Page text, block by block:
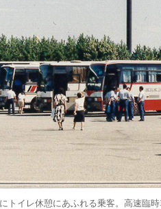
トイレ休憩にあふれる乗客。高速臨